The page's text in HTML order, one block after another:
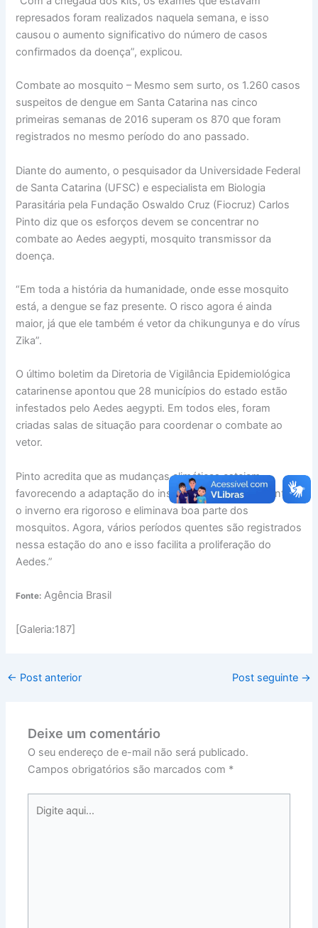
represados foram realizados naquela semana, e isso
causou o aumento significativo do número de casos
confirmados da doença”, explicou.
Combate ao mosquito – Mesmo sem surto, os 1.260 casos
suspeitos de dengue em Santa Catarina nas cinco
primeiras semanas de 2016 superam os 870 que foram
registrados no mesmo período do ano passado.
Diante do aumento, o pesquisador da Universidade Federal
de Santa Catarina (UFSC) e especialista em Biologia
Parasitária pela Fundação Oswaldo Cruz (Fiocruz) Carlos
Pinto diz que os esforços devem se concentrar no
combate ao Aedes aegypti, mosquito transmissor da
doença.
“Em toda a história da humanidade, onde esse mosquito
está, a dengue se faz presente. O risco agora é ainda
maior, já que ele também é vetor da chikungunya e do vírus
Zika”.
O último boletim da Diretoria de Vigilância Epidemiológica
catarinense apontou que 28 municípios do estado estão
infestados pelo Aedes aegypti. Em todos eles, foram
criadas salas de situação para coordenar o combate ao
vetor.
Pinto acredita que as mudanças climáticas estejam
favorecendo a adaptação do inseto no Sul do país. “Antes,
o inverno era rigoroso e eliminava boa parte dos
mosquitos. Agora, vários períodos quentes são registrados
nessa estação do ano e isso facilita a proliferação do
Aedes.”
Fonte: Agência Brasil
[Galeria:187]
← Post anterior Post seguinte →
Deixe um comentário
O seu endereço de e-mail não será publicado.
Campos obrigatórios são marcados com *
aqui...